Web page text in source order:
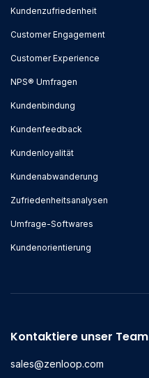
Kundenzufriedenheit
Customer Engagement
Customer Experience
NPS® Umfragen
Kundenbindung
Kundenfeedback
Kundenloyalität
Kundenabwanderung
Zufriedenheitsanalysen
Umfrage-Softwares
Kundenorientierung
Kontaktiere unser Team
sales@zenloop.com